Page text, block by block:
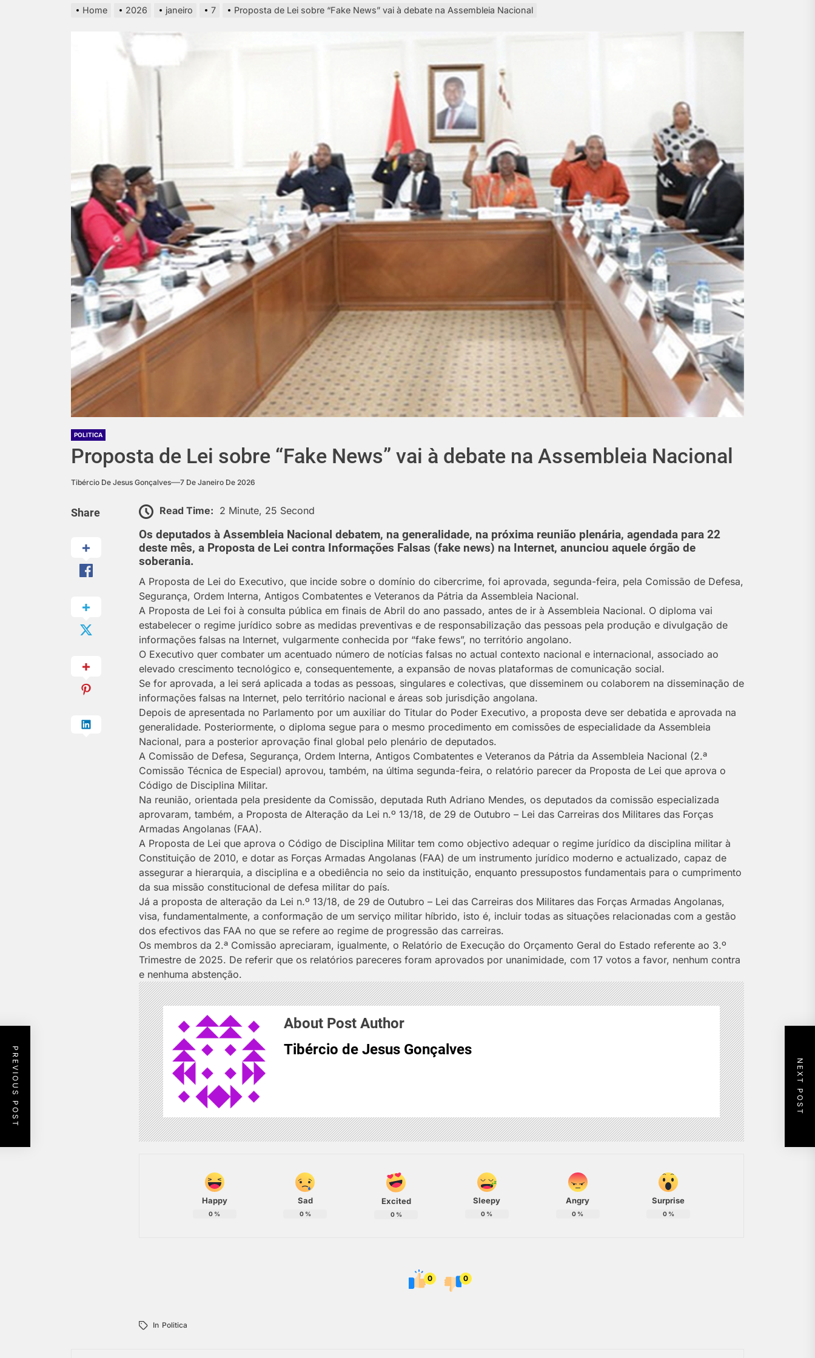
Home 2026 janeiro 7 Proposta de Lei sobre “Fake News” vai à debate na Assembleia Nacional
POLITICA
Proposta de Lei sobre “Fake News” vai à debate na Assembleia Nacional
Tibércio De Jesus Gonçalves 7 De Janeiro De 2026
Share Read Time: 2 Minute, 25 Second
Os deputados à Assembleia Nacional debatem, na generalidade, na próxima reunião plenária, agendada para 22
deste mês, a Proposta de Lei contra Informações Falsas (fake news) na Internet, anunciou aquele órgão de
soberania.
A Proposta de Lei do Executivo, que incide sobre o domínio do cibercrime, foi aprovada, segunda-feira, pela Comissão de Defesa,
Segurança, Ordem Interna, Antigos Combatentes e Veteranos da Pátria da Assembleia Nacional.
A Proposta de Lei foi à consulta pública em finais de Abril do ano passado, antes de ir à Assembleia Nacional. O diploma vai
estabelecer o regime jurídico sobre as medidas preventivas e de responsabilização das pessoas pela produção e divulgação de
informações falsas na Internet, vulgarmente conhecida por “fake fews”, no território angolano.
O Executivo quer combater um acentuado número de notícias falsas no actual contexto nacional e internacional, associado ao
elevado crescimento tecnológico e, consequentemente, a expansão de novas plataformas de comunicação social.
Se for aprovada, a lei será aplicada a todas as pessoas, singulares e colectivas, que disseminem ou colaborem na disseminação de
informações falsas na Internet, pelo território nacional e áreas sob jurisdição angolana.
Depois de apresentada no Parlamento por um auxiliar do Titular do Poder Executivo, a proposta deve ser debatida e aprovada na
generalidade. Posteriormente, o diploma segue para o mesmo procedimento em comissões de especialidade da Assembleia
Nacional, para a posterior aprovação final global pelo plenário de deputados.
A Comissão de Defesa, Segurança, Ordem Interna, Antigos Combatentes e Veteranos da Pátria da Assembleia Nacional (2.ª
Comissão Técnica de Especial) aprovou, também, na última segunda-feira, o relatório parecer da Proposta de Lei que aprova o
Código de Disciplina Militar.
Na reunião, orientada pela presidente da Comissão, deputada Ruth Adriano Mendes, os deputados da comissão especializada
aprovaram, também, a Proposta de Alteração da Lei n.º 13/18, de 29 de Outubro – Lei das Carreiras dos Militares das Forças
Armadas Angolanas (FAA).
A Proposta de Lei que aprova o Código de Disciplina Militar tem como objectivo adequar o regime jurídico da disciplina militar à
Constituição de 2010, e dotar as Forças Armadas Angolanas (FAA) de um instrumento jurídico moderno e actualizado, capaz de
assegurar a hierarquia, a disciplina e a obediência no seio da instituição, enquanto pressupostos fundamentais para o cumprimento
da sua missão constitucional de defesa militar do país.
Já a proposta de alteração da Lei n.º 13/18, de 29 de Outubro – Lei das Carreiras dos Militares das Forças Armadas Angolanas,
visa, fundamentalmente, a conformação de um serviço militar híbrido, isto é, incluir todas as situações relacionadas com a gestão
dos efectivos das FAA no que se refere ao regime de progressão das carreiras.
Os membros da 2.ª Comissão apreciaram, igualmente, o Relatório de Execução do Orçamento Geral do Estado referente ao 3.º
Trimestre de 2025. De referir que os relatórios pareceres foram aprovados por unanimidade, com 17 votos a favor, nenhum contra
e nenhuma abstenção.
About Post Author
Tibércio de Jesus Gonçalves
Happy
0 %
Sad
0%
Excited
0%
Sleepy
0 %
Angry
0 %
Surprise
0%
0 0
In Politica
PREVIOUS POST NEXT POST